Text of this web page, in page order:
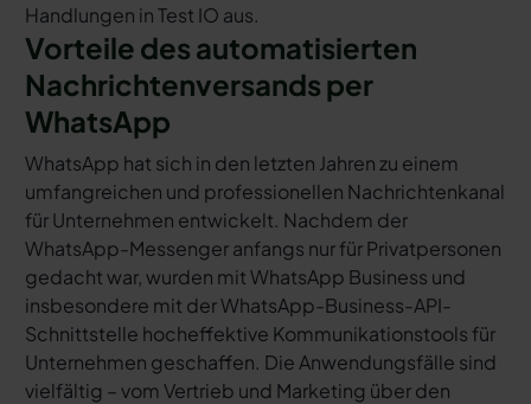
Handlungen in Test IO aus.
Vorteile des automatisierten
Nachrichtenversands per
WhatsApp
WhatsApp hat sich in den letzten Jahren zu einem
umfangreichen und professionellen Nachrichtenkanal
für Unternehmen entwickelt. Nachdem der
WhatsApp-Messenger anfangs nur für Privatpersonen
gedacht war, wurden mit WhatsApp Business und
insbesondere mit der WhatsApp-Business-API-
Schnittstelle hocheffektive Kommunikationstools für
Unternehmen geschaffen. Die Anwendungsfälle sind
vielfältig – vom Vertrieb und Marketing über den